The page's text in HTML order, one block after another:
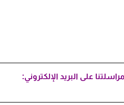
على البريد الإلكتروني: